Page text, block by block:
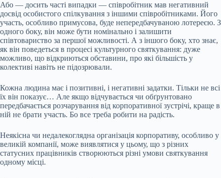
Або — досить часті випадки — співробітник мав негативний
досвід особистого спілкування з іншими співробітниками. Його
участь, особливо примусова, буде непередбачуваною лотереєю. З
одного боку, він може бути номінально і залишити
співтовариство за першої можливості. А з іншого боку, хто знає,
як він поведеться в процесі культурного святкування: дуже
можливо, що відкриються обставини, про які більшість у
колективі навіть не підозрювали.
Кожна людина має і позитивні, і негативні задатки. Тільки не всі
їх він показує… Але якщо відчувається чи обґрунтовано
передбачається розчарування від корпоративної зустрічі, краще в
ній не брати участь. Бо все треба робити на радість.
Неякісна чи недалекоглядна організація корпоративу, особливо у
великій компанії, може виявлятися у цьому, що з різних
статусних працівників створюються різні умови святкування
одному місці.